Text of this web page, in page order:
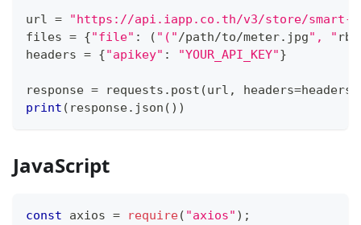
url =
"https://api.iapp.co.th/v3/store/smart-
files = {"file" : ( "("/path/to/meter. jpg", " rb"
headers = {"apikey" : "YOUR_API_KEY"}
response = requests . post (url , headers=headers
print ( response. json ( ) )
JavaScript
const axios = require( "axios" ) ;